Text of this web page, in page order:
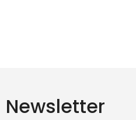
Newsletter